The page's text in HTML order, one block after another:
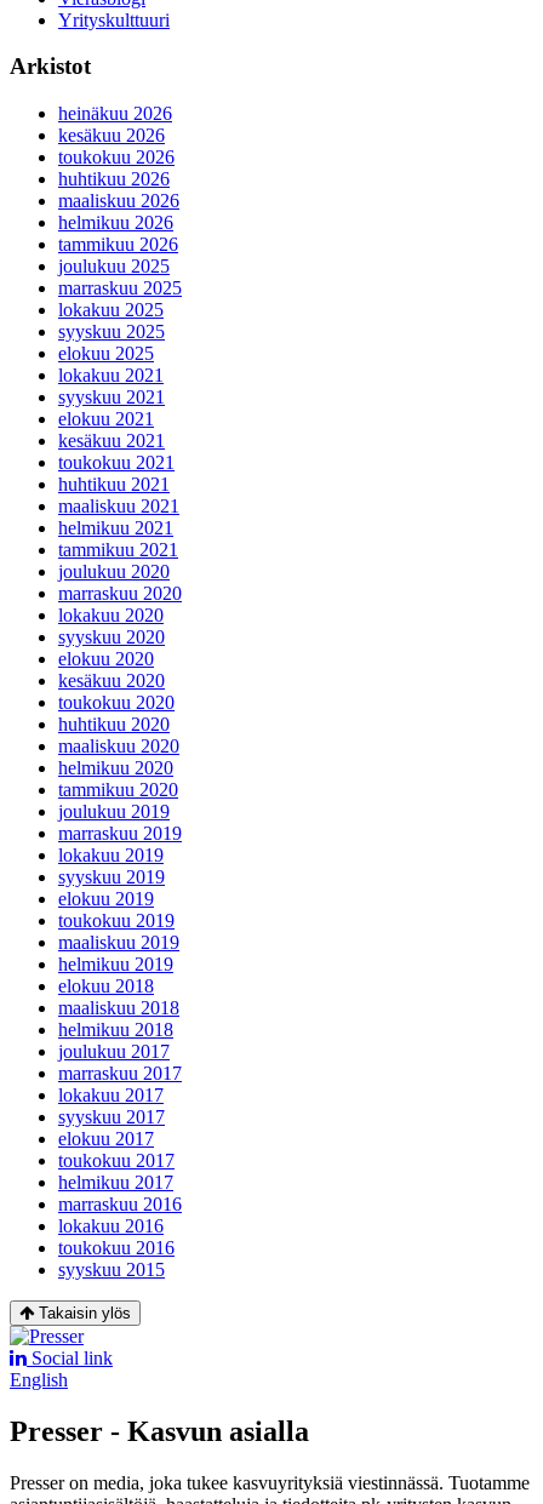
Yrityskulttuuri
Arkistot
heinäkuu 2026
kesäkuu 2026
toukokuu 2026
huhtikuu 2026
maaliskuu 2026
helmikuu 2026
tammikuu 2026
joulukuu 2025
marraskuu 2025
lokakuu 2025
syyskuu 2025
elokuu 2025
lokakuu 2021
syyskuu 2021
elokuu 2021
kesäkuu 2021
toukokuu 2021
huhtikuu 2021
maaliskuu 2021
helmikuu 2021
tammikuu 2021
joulukuu 2020
marraskuu 2020
lokakuu 2020
syyskuu 2020
elokuu 2020
kesäkuu 2020
toukokuu 2020
huhtikuu 2020
maaliskuu 2020
helmikuu 2020
tammikuu 2020
joulukuu 2019
marraskuu 2019
lokakuu 2019
syyskuu 2019
elokuu 2019
toukokuu 2019
maaliskuu 2019
helmikuu 2019
elokuu 2018
maaliskuu 2018
helmikuu 2018
joulukuu 2017
marraskuu 2017
lokakuu 2017
syyskuu 2017
elokuu 2017
toukokuu 2017
helmikuu 2017
marraskuu 2016
lokakuu 2016
toukokuu 2016
syyskuu 2015
Takaisin ylös
Social link
English
Presser - Kasvun asialla
Presser on media, joka tukee kasvuyrityksiä viestinnässä. Tuotamme